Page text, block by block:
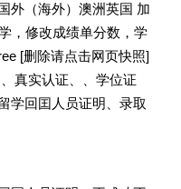
外（海外）澳洲英国 加
，修改成绩单分数，学
[删除请点击网页快照]
真实认证、、学位证
学回囯人员证明、录取